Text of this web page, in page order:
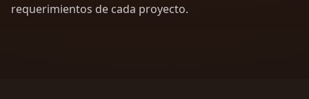
requerimientos de cada proyecto.